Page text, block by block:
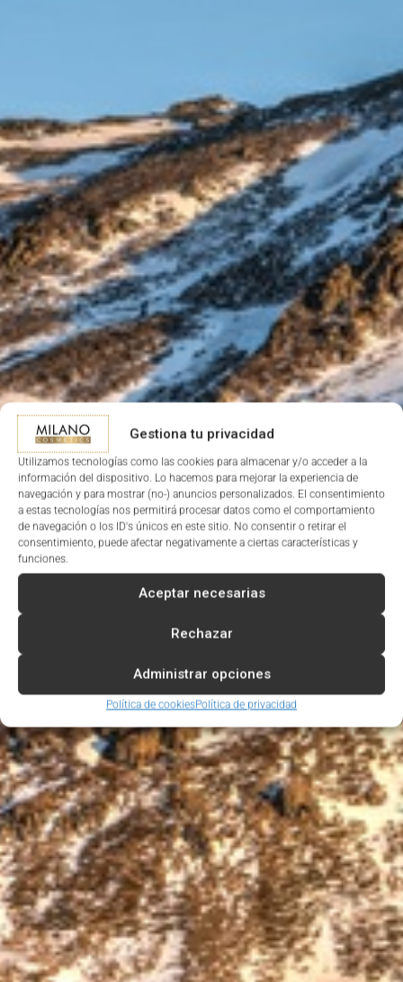
Gestiona tu privacidad
Utilizamos tecnologías como las cookies para almacenar y/o acceder a la
información del dispositivo. Lo hacemos para mejorar la experiencia de
navegación y para mostrar (no-) anuncios personalizados. El consentimiento
a estas tecnologías nos permitirá procesar datos como el comportamiento
de navegación o los ID's únicos en este sitio. No consentir o retirar el
consentimiento, puede afectar negativamente a ciertas características y
funciones.
Aceptar necesarias
Rechazar
Administrar opciones
Política de cookiesPolítica de privacidad